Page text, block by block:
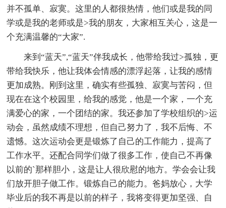
并不孤单、寂寞。这里的人都很热情，他们或是我的同
学或是我的老师或是>我的朋友，大家相互关心，这是一
个充满温馨的“大家”.
来到“蓝天”,“蓝天”伴我成长，他带给我过>孤独，更
带给我快乐，他让我体会情感的漂浮起落，让我的感情
更加成熟。刚到这里，确实有些孤独、寂寞与苦闷，但
现在在这个校园里，给我的感觉，他是一个家，一个充
满爱心的家，一个团结的家。我还参加了学校组织的>运
动会，虽然成绩不理想，但自己努力了，我不后悔、不
遗憾。这次运动会更是锻炼了自己的工作能力，提高了
工作水平。还配合同学们做了很多工作，使自己不再像
以前的`那样胆小，这是让人很欣慰的地方。学会会让我
们放开胆子做工作。锻炼自己的能力。爸妈放心，大学
毕业后的我不再是以前的样子，我将变得更加坚强、自